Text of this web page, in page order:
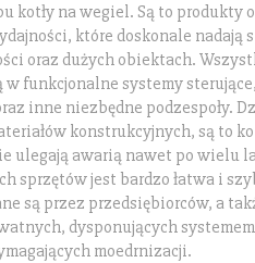
kotły na wegiel. Są to produkty
które doskonale nadają
oraz dużych obiektach.
w funkcjonalne systemy
inne niezbędne podzespoły.
konstrukcyjnych, są to
ulegają awarią nawet po wielu
sprzętów jest bardzo łatwa i
są przez przedsiębiorców, a
dysponujących
moedrnizacji.